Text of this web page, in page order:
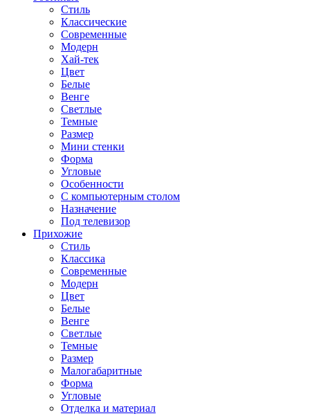
Стиль
Классические
Современные
Модерн
Хай-тек
Цвет
Белые
Венге
Светлые
Темные
Размер
Мини стенки
Форма
Угловые
Особенности
С компьютерным столом
Назначение
Под телевизор
Прихожие
Стиль
Классика
Современные
Модерн
Цвет
Белые
Венге
Светлые
Темные
Размер
Малогабаритные
Форма
Угловые
Отделка и материал